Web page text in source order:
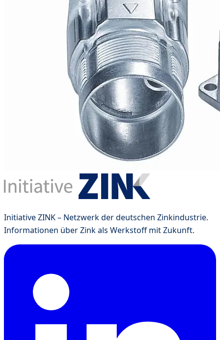
Initiative ZINK – Netzwerk der deutschen Zinkindustrie.
Informationen über Zink als Werkstoff mit Zukunft.